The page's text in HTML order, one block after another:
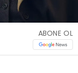
ABONE OL